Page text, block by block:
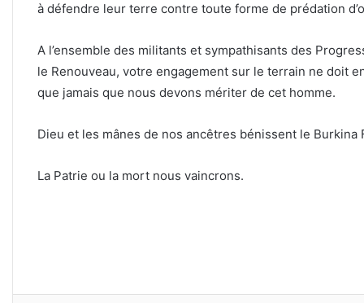
à défendre leur terre contre toute forme de prédation
A l’ensemble des militants et sympathisants des
le Renouveau, votre engagement sur le terrain ne doit
que jamais que nous devons mériter de cet homme.
Dieu et les mânes de nos ancêtres bénissent le Burkina
La Patrie ou la mort nous vaincrons.